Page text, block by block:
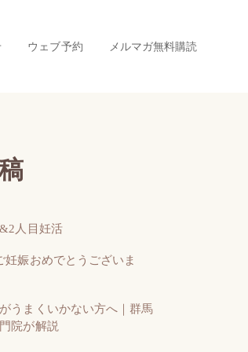
ウェブ予約 メルマガ無料購読
人目妊活
娠おめでとうございま
うまくいかない方へ｜群馬
院が解説